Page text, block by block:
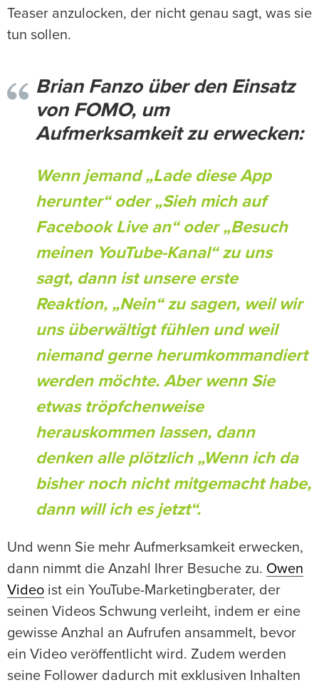
Teaser anzulocken, der nicht genau sagt, was sie
tun sollen.
Brian Fanzo über den Einsatz
von FOMO, um
Aufmerksamkeit zu erwecken:
Wenn jemand „Lade diese App
herunter“ oder „Sieh mich auf
Facebook Live an“ oder „Besuch
meinen YouTube-Kanal“ zu uns
sagt, dann ist unsere erste
Reaktion, „Nein“ zu sagen, weil wir
uns überwältigt fühlen und weil
niemand gerne herumkommandiert
werden möchte. Aber wenn Sie
etwas tröpfchenweise
herauskommen lassen, dann
denken alle plötzlich „Wenn ich da
bisher noch nicht mitgemacht habe,
dann will ich es jetzt“.
Und wenn Sie mehr Aufmerksamkeit erwecken,
dann nimmt die Anzahl Ihrer Besuche zu. Owen
Video ist ein YouTube-Marketingberater, der
seinen Videos Schwung verleiht, indem er eine
gewisse Anzhal an Aufrufen ansammelt, bevor
ein Video veröffentlicht wird. Zudem werden
seine Follower dadurch mit exklusiven Inhalten